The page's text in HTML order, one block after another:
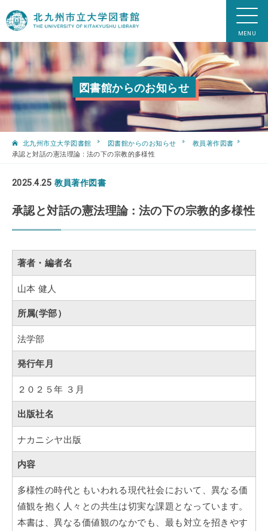
図書館からのお知らせ
北九州市立大学図書館 図書館からのお知らせ
教員著作図書
承認と対話の憲法理論 : 法の下の宗教的多様性
2025.4.25 教員著作図書
承認と対話の憲法理論 : 法の下の宗教的多様性
著者・編者名
山本 健人
所属(学部）
法学部
発行年月
２０２５年 ３月
出版社名
ナカニシヤ出版
内容
多様性の時代ともいわれる現代社会において、異なる価
値観を抱く人々との共生は切実な課題となっています。
本書は、異なる価値観のなかでも、最も対立を招きやす